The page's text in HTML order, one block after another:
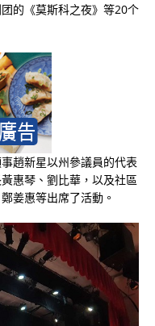
的《莫斯科之夜》等20个
趙新星以州參議員的代表
惠琴、劉比華，以及社區
姜惠等出席了活動。